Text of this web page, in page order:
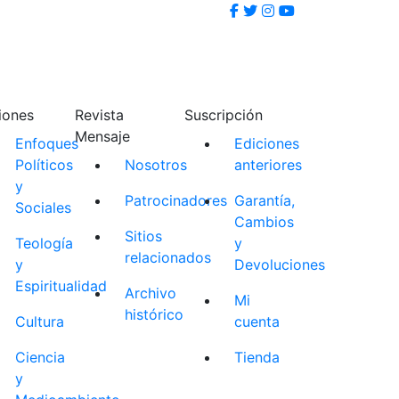
Enfoques
Políticos
y
Sociales
Teología
y
Espiritualidad
Cultura
Ciencia
y
Revista
Mensaje
Nosotros
Patrocinadores
Sitios
relacionados
Archivo
histórico
Suscripción
Ediciones
anteriores
Garantía,
Cambios
y
Devoluciones
Mi
cuenta
Tienda